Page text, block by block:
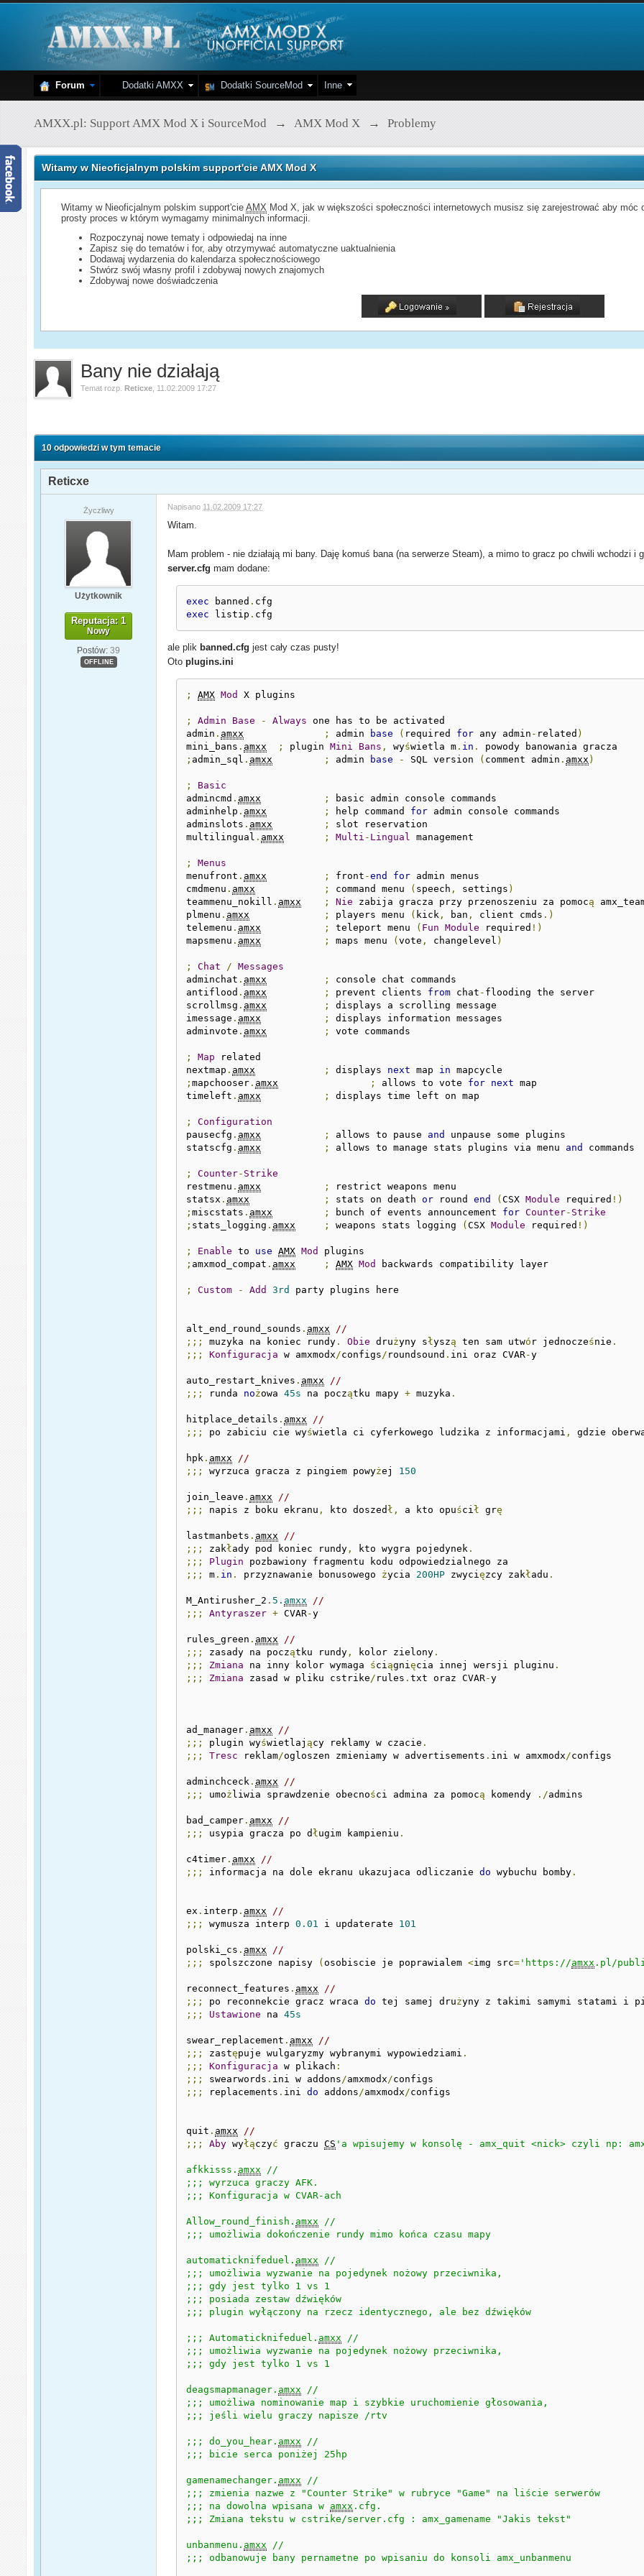
Forum Dodatki AMXX Dodatki SourceMod Inne
AMXX.pl: Support AMX Mod X i SourceMod → AMX Mod X → Problemy
Witamy w Nieoficjalnym polskim support'cie AMX Mod X
Witamy w Nieoficjalnym polskim support'cieAMX Mod X, jak w większości społeczności internetowych musisz się zarejestrować aby
prosty proces w którym wymagamy minimalnych informacji.
Rozpoczynaj nowe tematy i odpowiedaj na inne
Zapisz się do tematów i for, aby otrzymywać automatyczne uaktualnienia
Dodawaj wydarzenia do kalendarza społecznościowego
Stwórz swój własny profil i zdobywaj nowych znajomych
Zdobywaj nowe doświadczenia
Bany nie działają
Temat rozp.Reticxe 11.02.2009 17:27
10 odpowiedzi w tym temacie
Reticxe
Życzliwy
Użytkownik
Reputacja: 1
Nowy
Postów: 39
OFFLINE
Napisano 11.02.2009 17:27
Witam.
Mam problem - nie działają mi bany. Daję komuś bana (na serwerze Steam), a mimo to gracz po chwili wchodzi i
server.cfg mam dodane:
exec banned .
exec listip . cfg
ale plik banned.cfg jest cały czas pusty!
Otoplugins.ini
; AMX Mod X plugins
; Admin Base - Always one has to be activated
admin . amxx ; admin base ( required for any admin - related )
mini_bans . amxx ; plugin Mini Bans , wyświetla m . in .
; admin_sql . amxx ; admin base - SQL version ( comment admin . amxx )
;
Basic
admincmd . amxx ;
basic admin console commands
adminhelp . amxx ; help command for admin console commands
adminslots . amxx ;
slot reservation
multilingual . amxx ; Multi - Lingual management
;
Menus
menufront . amxx ; front -end for admin menus
cmdmenu . amxx ; command menu ( speech , settings )
teammenu_nokill . amxx ; Nie zabija gracza przy przenoszeniu za pomocą
plmenu . amxx ; players menu ( kick , ban , client cmds .)
telemenu . amxx ; teleport menu ( Fun Module required !)
mapsmenu . amxx ; maps menu (vote , changelevel )
; Chat /
Messages
adminchat . amxx ;
console chat commands
antiflood . amxx ; prevent clients from chat - flooding the server
scrollmsg . amxx ;
displays a scrolling message
imessage . amxx ;
displays information messages
adminvote . amxx ; vote commands
; Map related
nextmap . amxx ; displays next map in
;mapchooser . amxx ; allows to vote for next map
timeleft . amxx ; displays time left on map
;
Configuration
pausecfg . amxx ; allows to pause and
unpause some plugins
statscfg . amxx ; allows to manage stats plugins via menu and commands
; Counter- Strike
restmenu . amxx ;
restrict weapons menu
statsx . amxx ; stats on death or round end (CSX Module required !)
;miscstats . amxx ; bunch of events announcement for Counter- Strike
; stats_logging . amxx ; weapons stats logging (CSX Module required !)
; Enable to use AMX Mod
; amxmod_compat . amxx ; AMX Mod backwards compatibility layer
; Custom - Add 3rd party plugins here
alt_end_round_sounds . amxx
//
;;;
muzyka na koniec rundy . Obie drużyny słyszą ten sam utwó r jednocześnie .
;;;
Konfiguracja w amxmodx /configs / roundsound . ini oraz CVAR-y
auto_restart_knives . amxx
//
;;;
runda nożowa 45s na początku mapy + muzyka .
hitplace_details . amxx
//
;;;
po zabiciu cie wyświetla ci cyferkowego ludzika z informacjami , gdzie
hpk . amxx
//
;;;
wyrzuca gracza z pingiem powyżej 150
join_leave . amxx
//
;;;
napis z boku ekranu , kto doszedł, a kto opuścił grę
lastmanbets . amxx
//
;;;
zakłady pod koniec rundy , kto wygra pojedynek .
;;;
Plugin
;;;
m . in . przyznawanie bonusowego życia 200HP zwycięzcy zakładu .
M_Antirusher_2 . 5. amxx
//
;;;
Antyraszer + CVAR-y
rules_green . amxx
//
;;;
zasady na początku rundy , kolor zielony .
;;;
Zmiana na inny kolor wymaga ści ągnięcia innej wersji pluginu .
;;;
Zmiana zasad w pliku cstrike / rules .txt oraz CVAR-y
ad_manager . amxx
//
;;;
plugin wyświetlaj ący reklamy w czacie .
;;;
Tresc reklam/ogloszen zmieniamy w advertisements . ini w amxmodx /configs
adminchceck . amxx
//
;;;
umożliwia sprawdzenie obecności admina za pomocą komendy ./admins
bad_camper . amxx
//
;;;
usypia gracza po długim kampieniu .
c4timer . amxx
//
;;;
informacja na dole ekranu ukazujaca odliczanie do wybuchu bomby .
ex . interp . amxx
//
;;;
wymusza interp 0.01 i updaterate 101
polski_cs . amxx
//
;;;
spolszczone napisy (osobiscie je poprawialem <img src= 'https://amxx .pl/
reconnect_features . amxx
//
;;;
po reconnekcie gracz wraca do tej samej drużyny z takimi samymi statami i
;;;
Ustawione na 45s
swear_replacement . amxx
//
;;;
zastępuje wulgaryzmy wybranymi wypowiedziami .
;;;
Konfiguracja w plikach :
;;;
swearwords . ini w addons /amxmodx /
;;;
replacements . ini do addons /amxmodx /configs
quit . amxx
//
;;;
Aby wyłączyć graczu CS 'a wpisujemy w konsolę - amx_quit <nick> czyli np:
afkkisss. amxx //
;;; wyrzuca graczy AFK.
;;; Konfiguracja w CVAR-ach
Allow_round_finish. amxx //
;;; umożliwia dokończenie rundy mimo końca czasu mapy
automaticknifeduel. amxx //
;;; umożliwia wyzwanie na pojedynek nożowy przeciwnika,
;;; gdy jest tylko 1 vs 1
;;; posiada zestaw dźwięków
;;; plugin wyłączony na rzecz identycznego, ale bez dźwięków
;;; Automaticknifeduel. amxx //
;;; umożliwia wyzwanie na pojedynek nożowy przeciwnika,
;;; gdy jest tylko 1 vs 1
deagsmapmanager. amxx //
;;; umożliwa nominowanie map i szybkie uruchomienie głosowania,
;;; jeśli wielu graczy napisze /rtv
;;; do_you_hear. amxx //
;;; bicie serca poniżej 25hp
gamenamechanger. amxx //
;;; zmienia nazwe z "Counter Strike" w rubryce "Game" na liście serwerów
;;; na dowolna wpisana w amxx .cfg.
;;; Zmiana tekstu w cstrike/server.cfg : amx_gamename "Jakis tekst"
unbanmenu. amxx //
;;; odbanowuje bany pernametne po wpisaniu do konsoli amx_unbanmenu